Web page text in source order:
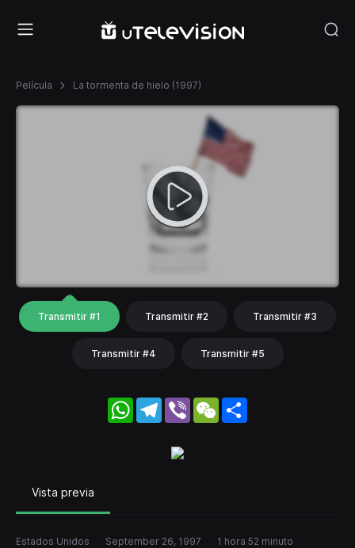
Película La tormenta de hielo (1997)
Transmitir #1 Transmitir #2 Transmitir #3
Transmitir #4 Transmitir #5
WhatsApp
Telegram
Viber WeChat
Vista previa
Estados Unidos September 26, 1997 1 hora 52 minuto